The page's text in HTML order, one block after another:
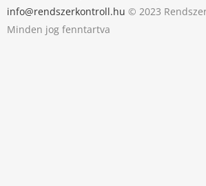
info@rendszerkontroll.hu © 2023
Minden jog fenntartva